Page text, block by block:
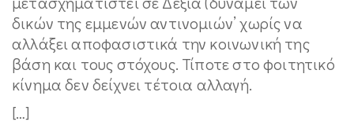
δικών της εμμενών αντινομιών’ χωρίς να
αλλάξει αποφασιστικά την κοινωνική της
βάση και τους στόχους. Τίποτε στο φοιτητικό
κίνημα δεν δείχνει τέτοια αλλαγή.
[…]